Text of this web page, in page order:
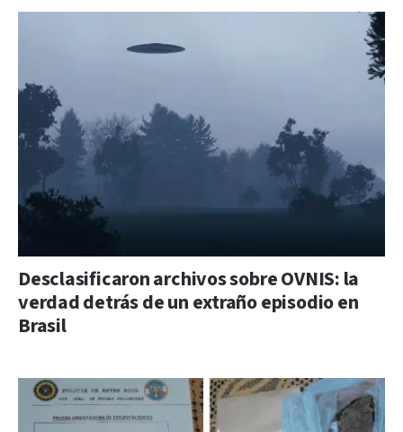
Desclasificaron archivos sobre OVNIS: la
verdad detrás de un extraño episodio en
Brasil